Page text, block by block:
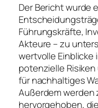
Der Bericht wurde
Führungskräfte,
Akteure – zu
wertvolle Einblicke
potenzielle
für nachhaltiges
Außerdem werden
hervorgehoben,